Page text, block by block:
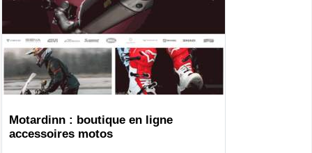
Motardinn : boutique en ligne
accessoires motos